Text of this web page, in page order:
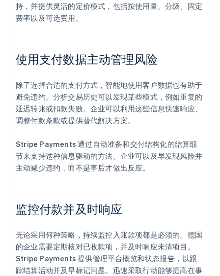
持，并提供灵活的定价模式，包括按使用量、分级、固定
费率以及可选费用。
使用支付数据主动管理风险
除了选择合适的支付方式，智能地使用客户数据也有助于
避免违约。分析交易历史可以发现某些模式，例如重复的
延迟转账或扣款失败。企业可以利用这些信息快速响应、
调整付款条款或提供替代解决方案。
Stripe Payments 通过自动准备和交付结构化的结算细
节来支持这种信息驱动的方法。企业可以及早发现风险并
主动减少违约，而不是事后才做出反应。
监控付款并及时响应
无论采用何种策略，持续监控入账款项都是必须的。德国
的企业需要定期核对已收款项，并及时响应未清项目。
Stripe Payments 提供管理平台概览和状态报告，以跟
踪结算活动并及早标记问题。迅速采取行动能够提高在事